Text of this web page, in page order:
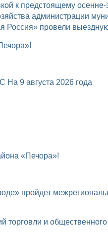
администрации
Россия» провели
9 августа 2026 года
«Печора»!
торговли и